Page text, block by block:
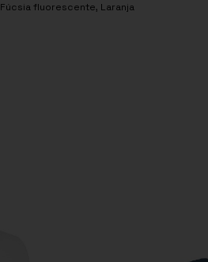
Fúcsia fluorescente, Laranja